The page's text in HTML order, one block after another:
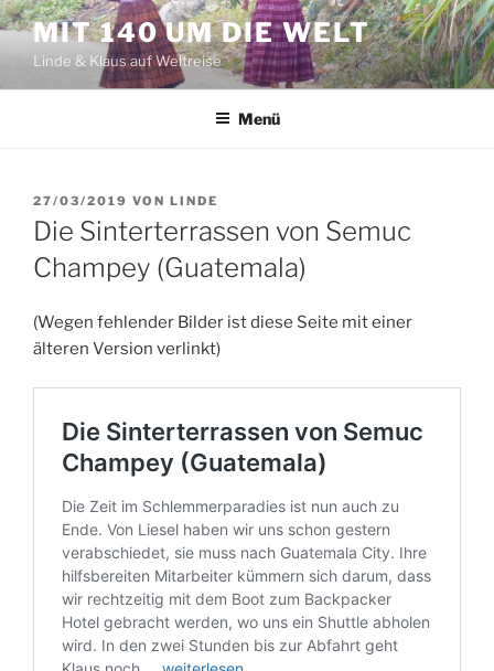
Zum
Inhalt
springen
MIT 140 UM DIE WELT
Linde & Klaus auf Weltreise
Menü
VERÖFFENTLICHT
AM
27/03/2019 VON LINDE
Die Sinterterrassen von Semuc
Champey (Guatemala)
(Wegen fehlender Bilder ist diese Seite mit einer
älteren Version verlinkt)